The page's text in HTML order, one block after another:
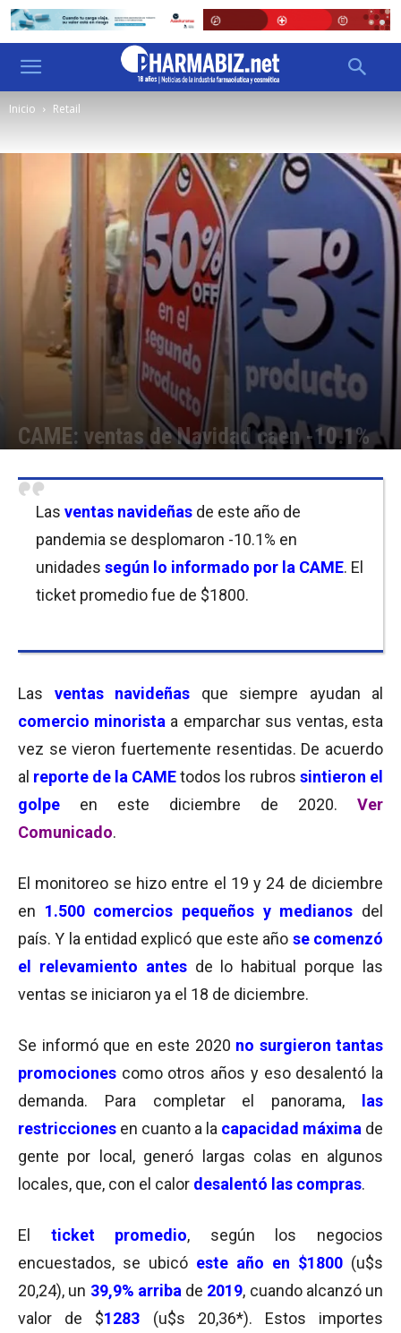
Inicio Retail
CAME: ventas de Navidad caen -10.1%
Las ventas navideñas de este año de
pandemia se desplomaron -10.1% en
unidades según lo informado por la CAME. El
ticket promedio fue de $1800.
Las ventas navideñas
que siempre ayudan al
comercio minorista a emparchar sus ventas, esta
vez se vieron fuertemente resentidas. De acuerdo
al reporte de la CAMEtodos los rubros sintieron el
golpe
en este diciembre de 2020. Ver
Comunicado.
El monitoreo se hizo entre el 19 y 24 de diciembre
en 1.500 comercios pequeños y medianos del
país. Y la entidad explicó que este año se comenzó
el relevamiento antes de lo habitual porque las
ventas se iniciaron ya el 18 de diciembre.
Se informó que en este 2020 no surgieron tantas
promociones como otros años y eso desalentó la
demanda. Para completar el panorama,
las
restricciones en cuanto a la capacidad máxima de
gente por local, generó largas colas en algunos
locales, que, con el calor desalentó las compras.
El ticket promedio, según los negocios
encuestados, se ubicó este año en $1800 (u$s
20,24), un 39,9% arriba de 2019, cuando alcanzó un
valor de $1283
(u$s 20,36*). Estos importes